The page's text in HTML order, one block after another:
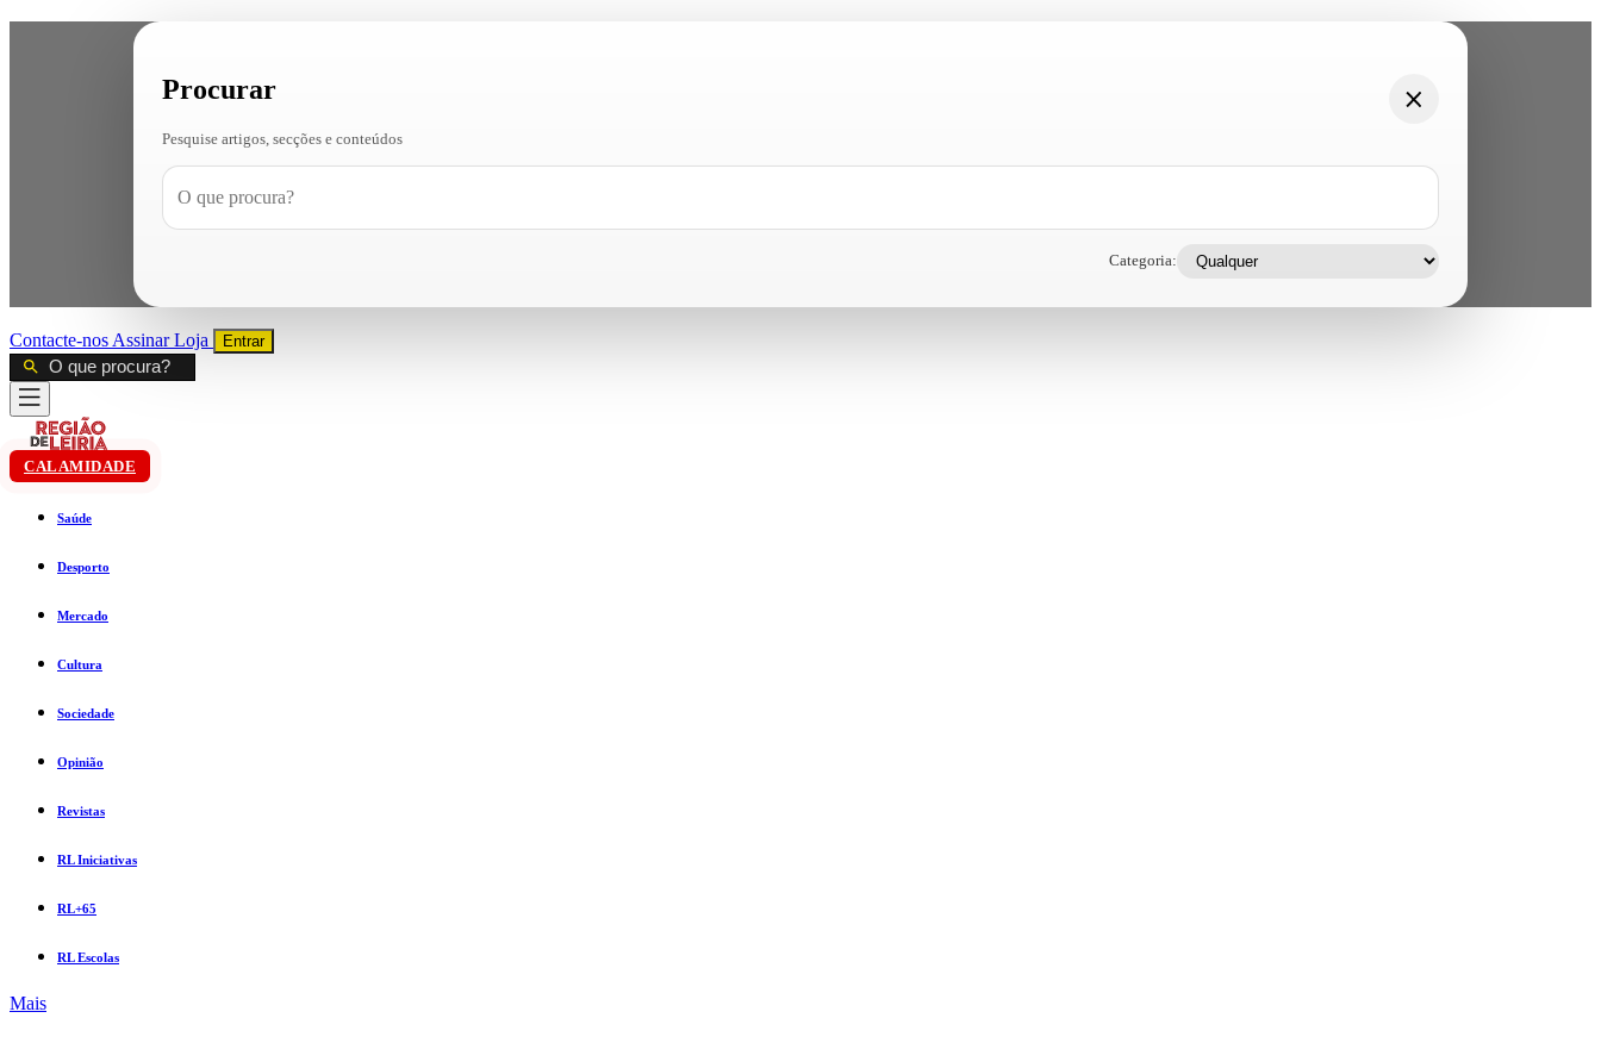
Procurar
Pesquise artigos, secções e conteúdos
Categoria:
Contacte-nos AssinarLoja Entrar
CALAMIDADE
Saúde
Desporto
Mercado
Cultura
Sociedade
Opinião
Revistas
RL Iniciativas
RL+65
RL Escolas
Mais